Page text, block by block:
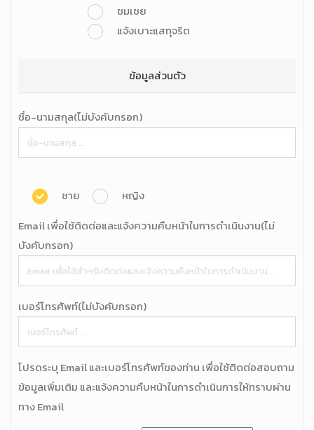
ชมเชย
แจ้งเบาะแสทุจริต
ข้อมูลส่วนตัว
ชื่อ-นามสกุล(ไม่บังคับกรอก)
ชาย
หญิง
Email เพื่อใช้ติดต่อและแจ้งความคืบหน้าในการดำเนินงาน(ไม่
บังคับกรอก)
เบอร์โทรศัพท์(ไม่บังคับกรอก)
โปรดระบุ Email และเบอร์โทรศัพท์ของท่าน เพื่อใช้ติดต่อสอบถาม
ข้อมูลเพิ่มเติม และแจ้งความคืบหน้าในการดำเนินการให้ทราบผ่าน
ทาง Email